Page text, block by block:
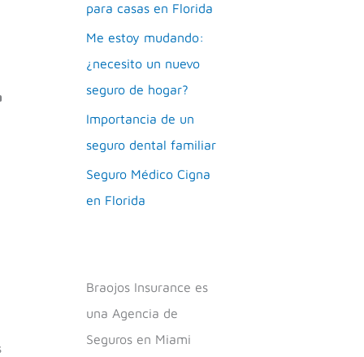
para casas en Florida
Me estoy mudando:
¿necesito un nuevo
seguro de hogar?
Importancia de un
seguro dental familiar
Seguro Médico Cigna
en Florida
Braojos Insurance es
una Agencia de
Seguros en Miami